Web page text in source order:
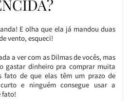
E olha que ela já mandou duas
vento, esqueci!
a ver com as Dilmas de vocês, mas
gastar dinheiro pra comprar muita
fato de que elas têm um prazo de
e ninguém consegue usar a
fato!